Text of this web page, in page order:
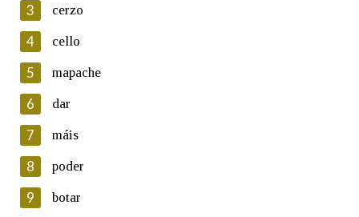
En cumprimento da normativa vixente en materia de
Protección de Datos de Carácter Persoal, a Real Academia
Galega informa a aqueles usuarios que faciliten o seu correo
electrónico, así como calquera outra información de carácter
persoal, que estes datos serán obxecto de tratamento
automatizado de carácter confidencial e incorporados aos seus
ficheiros informáticos. Así mesmo, os usuarios poderán exercer o
seu dereito de acceso, rectificación, oposición e cancelación dos
seus datos poñéndose en contacto connosco.
Lin e acepto as condicións da política de
3 cerzo
4 cello
5 mapache
6 dar
7 máis
8 poder
9 botar